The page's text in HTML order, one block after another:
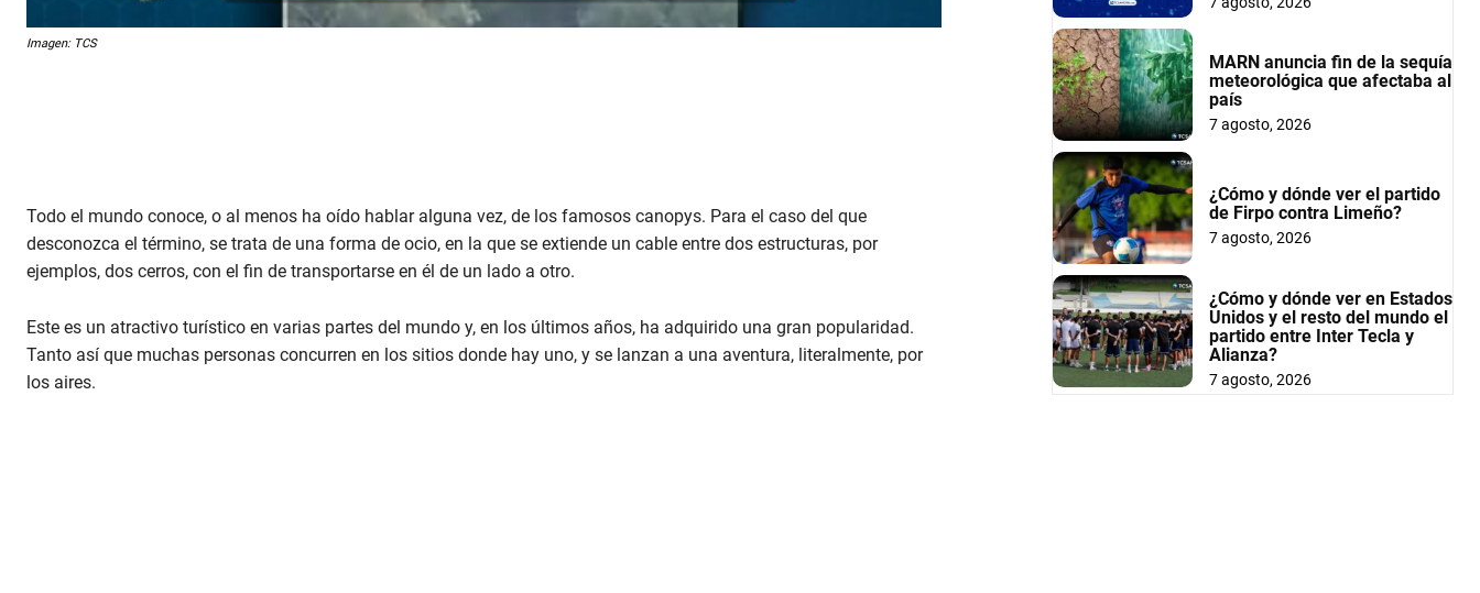
Imagen: TCS
Todo el mundo conoce, o al menos ha oído hablar alguna vez, de los famosos canopys. Para el caso del que
desconozca el término, se trata de una forma de ocio, en la que se extiende un cable entre dos estructuras, por
ejemplos, dos cerros, con el fin de transportarse en él de un lado a otro.
Este es un atractivo turístico en varias partes del mundo y, en los últimos años, ha adquirido una gran popularidad.
Tanto así que muchas personas concurren en los sitios donde hay uno, y se lanzan a una aventura, literalmente, por
los aires.
MARN anuncia fin de la sequía
meteorológica que afectaba al
país
7 agosto, 2026
¿Cómo y dónde ver el partido
de Firpo contra Limeño?
7 agosto, 2026
¿Cómo y dónde ver en Estados
Unidos y el resto del mundo el
partido entre Inter Tecla y
Alianza?
7 agosto, 2026